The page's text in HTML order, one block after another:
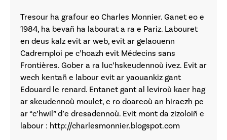
Tresour ha grafour eo Charles Monnier. Ganet eo e
1984, ha bevañ ha labourat a ra e Pariz. Labouret
en deus kalz evit ar web, evit ar gelaouenn
Cadremploi pe c’hoazh evit Médecins sans
Frontières. Gober a ra luc’hskeudennoù ivez. Evit ar
wech kentañ e labour evit ar yaouankiz gant
Edouard le renard. Entanet gant al leviroù kaer hag
ar skeudennoù moulet, e ro doareoù an hiraezh pe
ar “c’hwil” d’e dresadennoù. Evit mont da zizoloiñ e
labour : http://charlesmonnier.blogspot.com